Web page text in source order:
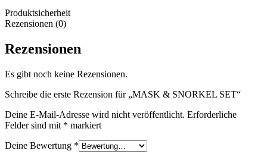
Produktsicherheit
Rezensionen (0)
Rezensionen
Es gibt noch keine Rezensionen.
Schreibe die erste Rezension für „MASK & SNORKEL SET“
Deine E-Mail-Adresse wird nicht veröffentlicht. Erforderliche
Felder sind mit * markiert
Deine Bewertung *